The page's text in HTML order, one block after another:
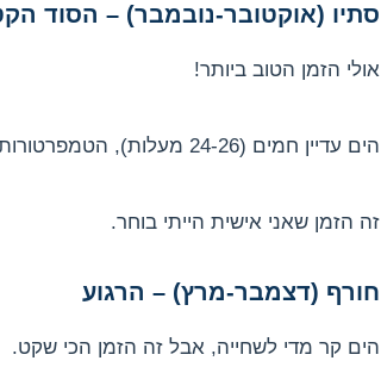
סתיו (אוקטובר-נובמבר) – הסוד
אולי הזמן הטוב ביותר!
הים עדיין חמים (24-26 מעלות), הטמפרטורות נעימות, הצבעים הסתוויים יפים בהרי הטרודוס, ופחות תיירים.
זה הזמן שאני אישית הייתי בוחר.
חורף (דצמבר-מרץ) – הרגוע
הים קר מדי לשחייה, אבל זה הזמן הכי שקט.